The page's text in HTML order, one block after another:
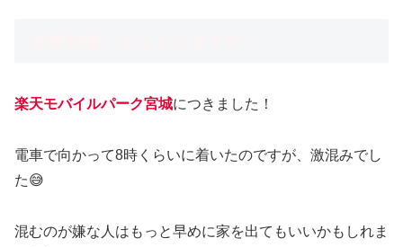
楽天モバイルパーク宮城につきました！
電車で向かって8時くらいに着いたのですが、激混みでし
た😅
混むのが嫌な人はもっと早めに家を出てもいいかもしれま